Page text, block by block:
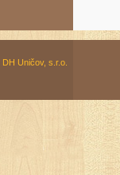
Uničov, s.r.o.